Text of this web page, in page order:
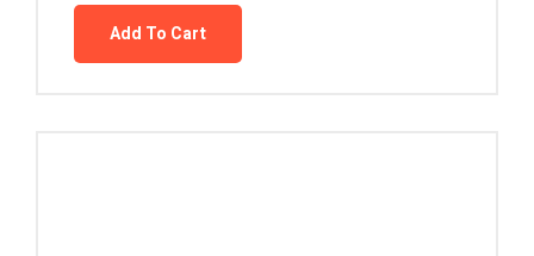
Add To Cart